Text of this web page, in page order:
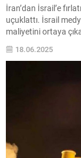
İran’dan İsrail’e
uçuklattı. İsrail
maliyetini ortaya
18.06.2025